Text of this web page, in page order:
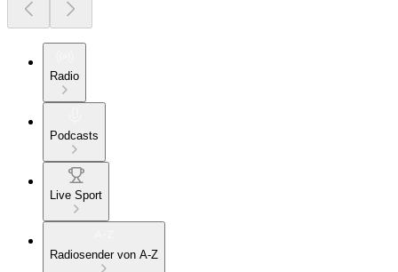
Radio
Podcasts
Live Sport
Radiosender von A-Z